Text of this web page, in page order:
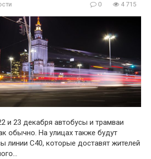
0 4 715
и 23 декабря автобусы и трамваи
обычно. На улицах также будут
линии С40, которые доставят жителей